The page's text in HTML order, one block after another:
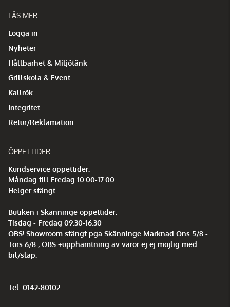
LÄS MER
Logga in
Nyheter
Hållbarhet & Miljötänk
Grillskola & Event
Kallrök
Integritet
Retur/Reklamation
ÖPPETTIDER
Kundservice öppettider:
Måndag till Fredag 10.00-17.00
Helger stängt
Butiken i Skänninge öppettider:
Tisdag - Fredag 09.30-16.30
OBS! Showroom stängt pga Skänninge Marknad Ons 5/8 -
Tors 6/8 , OBS +upphämtning av varor ej ej möjlig med
bil/släp.
Tel: 0142-80102